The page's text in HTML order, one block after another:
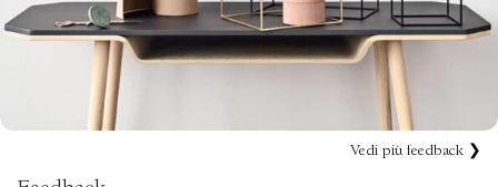
Kitchen
Leo uteu ullamcorper
Vedi più feedback ❯